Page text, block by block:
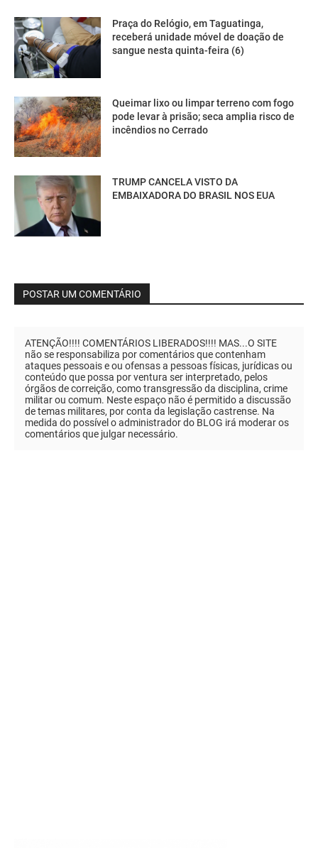
Praça do Relógio, em Taguatinga,
receberá unidade móvel de doação de
sangue nesta quinta-feira (6)
Queimar lixo ou limpar terreno com fogo
pode levar à prisão; seca amplia risco de
incêndios no Cerrado
TRUMP CANCELA VISTO DA
EMBAIXADORA DO BRASIL NOS EUA
POSTAR UM COMENTÁRIO
ATENÇÃO!!!! COMENTÁRIOS LIBERADOS!!!! MAS...O SITE
não se responsabiliza por comentários que contenham
ataques pessoais e ou ofensas a pessoas físicas, jurídicas ou
conteúdo que possa por ventura ser interpretado, pelos
órgãos de correição, como transgressão da disciplina, crime
militar ou comum. Neste espaço não é permitido a discussão
de temas militares, por conta da legislação castrense. Na
medida do possível o administrador do BLOG irá moderar os
comentários que julgar necessário.